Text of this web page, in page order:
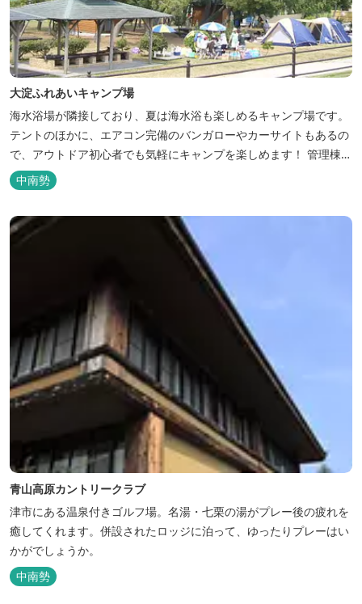
大淀ふれあいキャンプ場
海水浴場が隣接しており、夏は海水浴も楽しめるキャンプ場です。
テントのほかに、エアコン完備のバンガローやカーサイトもあるの
で、アウトドア初心者でも気軽にキャンプを楽しめます！ 管理棟、
水道、冷水シャワー、温水シャワー（有料）、共同休憩所、炊事
場、水洗トイレ、毛布（有料）、駐車場（宿泊の場合は無料、デイ
利用の場合は有料）完備しています。
中南勢
青山高原カントリークラブ
津市にある温泉付きゴルフ場。名湯・七栗の湯がプレー後の疲れを
癒してくれます。併設されたロッジに泊って、ゆったりプレーはい
かがでしょうか。
中南勢